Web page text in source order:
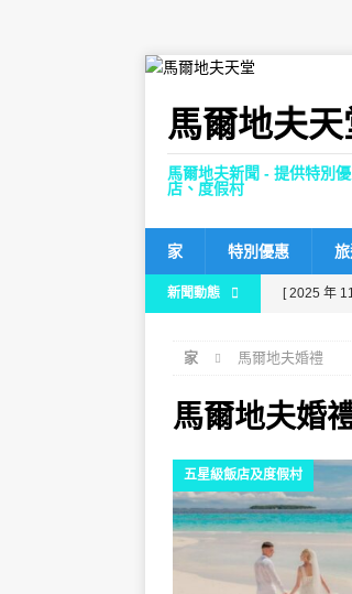
馬爾地夫天
馬爾地夫新聞 - 提供特別
店、度假村
家 特別優惠
新聞動態 [ 2025 年
[ 2025 年
[ 2025 年
80%折扣
[ 2025 年
家 馬爾地夫婚禮
馬爾地夫婚
五星級飯店及度假村